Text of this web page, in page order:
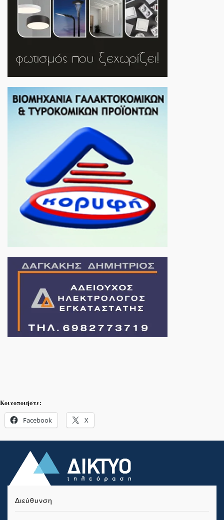
Κοινοποιήστε:
Facebook X
Διεύθυνση